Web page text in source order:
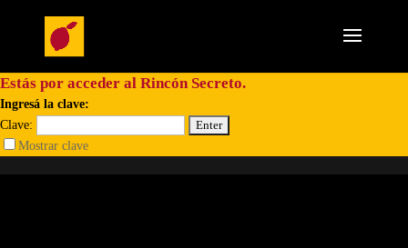
Estás por acceder al Rincón Secreto.
Ingresá la clave:
Clave:
Mostrar clave